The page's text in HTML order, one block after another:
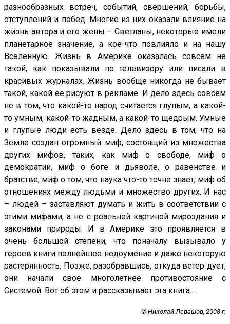
разнообразных встреч, событий, свершений, борьбы,
отступлений и побед. Многие из них оказали влияние на
жизнь автора и его жены – Светланы, некоторые имели
планетарное значение, а кое-что повлияло и на нашу
Вселенную. Жизнь в Америке оказалась совсем не
такой, как показывали по телевизору или писали в
красивых журналах. Жизнь вообще никогда не бывает
такой, какой её рисуют в рекламе. И дело здесь совсем
не в том, что какой-то народ считается глупым, а какой-
то умным, какой-то жадным, а какой-то щедрым. Умные
и глупые люди есть везде. Дело здесь в том, что на
Земле создан огромный миф, состоящий из множества
других мифов, таких, как миф о свободе, миф о
демократии, миф о боге и дьяволе, о равенстве и
братстве, миф о том, что наука что-то точно знает, миф об
отношениях между людьми и множество других. И нас
– людей – заставляют думать и жить в соответствии с
этими мифами, а не с реальной картиной мироздания и
законами природы. И в Америке это проявляется в
очень большой степени, что поначалу вызывало у
героев книги полнейшее недоумение и даже некоторую
растерянность. Позже, разобравшись, откуда ветер дует,
они начали своё многолетнее противостояние с
Системой. Вот об этом и рассказывает эта книга...
© Николай Левашов, 2008 г.